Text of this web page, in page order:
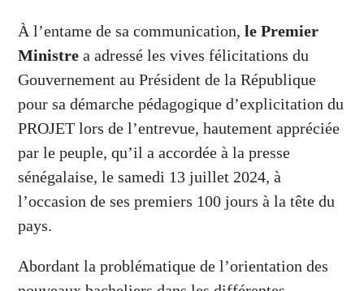
À l’entame de sa communication, le Premier
Ministre a adressé les vives félicitations du
Gouvernement au Président de la République
pour sa démarche pédagogique d’explicitation du
PROJET lors de l’entrevue, hautement appréciée
par le peuple, qu’il a accordée à la presse
sénégalaise, le samedi 13 juillet 2024, à
l’occasion de ses premiers 100 jours à la tête du
pays.
Abordant la problématique de l’orientation des